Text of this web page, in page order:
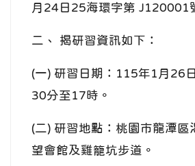
月24日25海環字第 J120001
二、 揭研習資訊如下：
(一) 研習日期：115年1月26
30分至17時。
(二) 研習地點：桃園市龍潭區
望會館及雞籠坑步道。